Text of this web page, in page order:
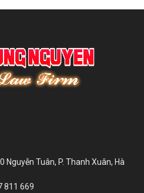
Nguyễn Tuân, P. Thanh Xuân, Hà
811 669